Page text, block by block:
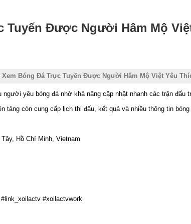
Tuyến Được Người Hâm Mộ
Xem Bóng Đá Trực Tuyến Được Người Hâm Mộ Việt Yêu
người yêu bóng đá nhờ khả năng cập nhật nhanh các trận
tảng còn cung cấp lịch thi đấu, kết quả và nhiều thông tin
Hồ Chí Minh, Vietnam
#xoilactvwork